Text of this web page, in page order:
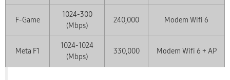
F-Game
1024-300
(Mbps)
240,000 Modem Wifi 6
Meta F1
1024-1024
(Mbps)
330,000 Modem Wifi 6 + AP